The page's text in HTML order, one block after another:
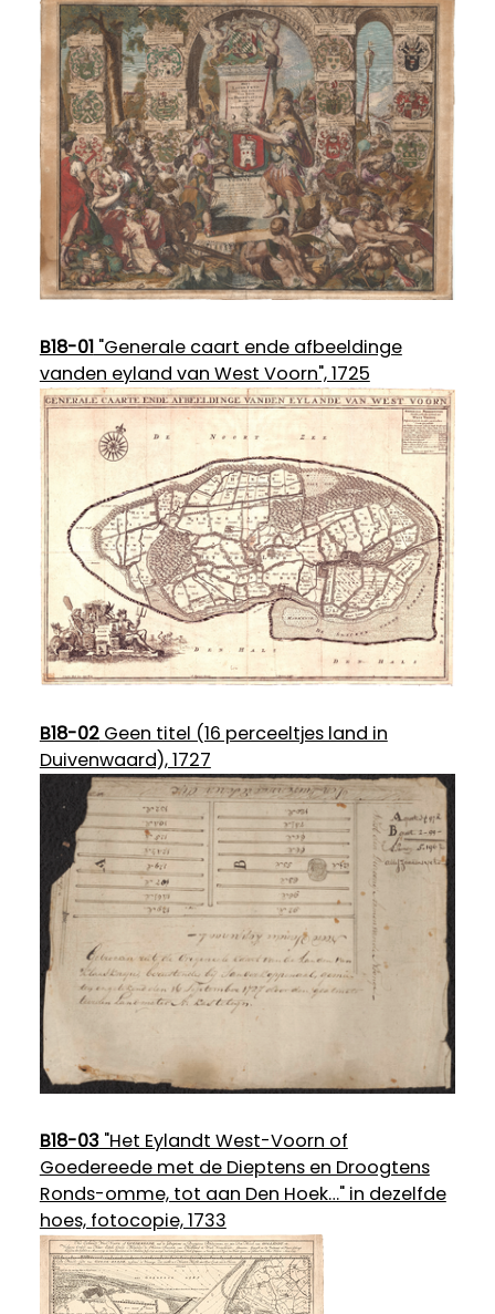
B18-01"Generale caart ende afbeeldinge
vanden eyland van West Voorn", 1725
B18-02Geen titel (16 perceeltjes land in
Duivenwaard), 1727
B18-03"Het Eylandt West-Voorn of
Goedereede met de Dieptens en Droogtens
Ronds-omme, tot aan Den Hoek…" in dezelfde
hoes, fotocopie, 1733